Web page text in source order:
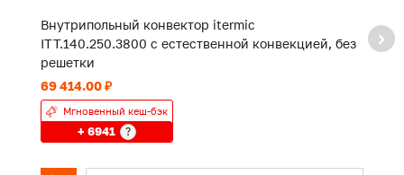
Внутрипольный конвектор itermic
ITT.140.250.3800 с естественной конвекцией, без
решетки
69 414.00 ₽
Мгновенный кеш-бэк
+ 6941 ?